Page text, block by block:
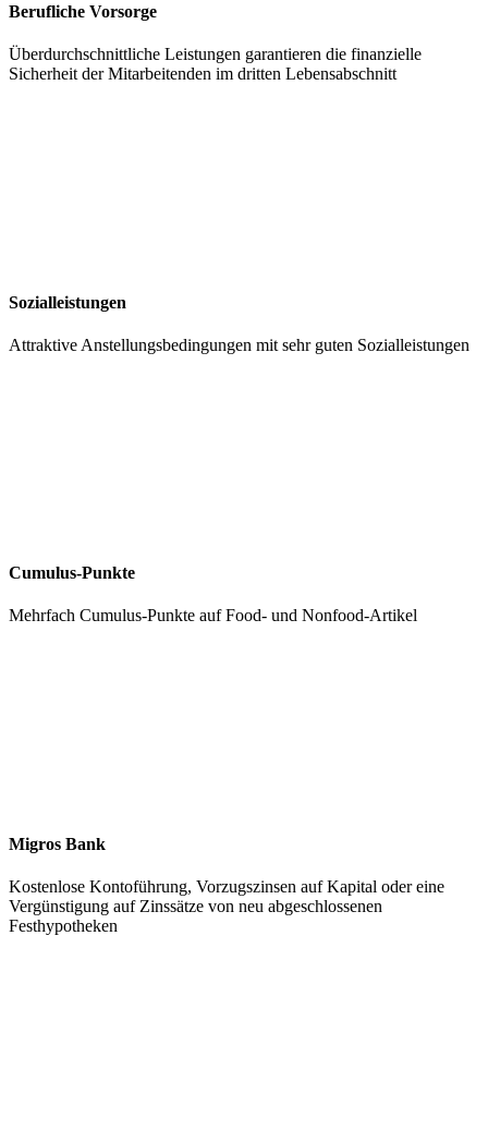
Berufliche Vorsorge
Überdurchschnittliche Leistungen garantieren die finanzielle
Sicherheit der Mitarbeitenden im dritten Lebensabschnitt
Sozialleistungen
Attraktive Anstellungsbedingungen mit sehr guten Sozialleistungen
Cumulus-Punkte
Mehrfach Cumulus-Punkte auf Food- und Nonfood-Artikel
Migros Bank
Kostenlose Kontoführung, Vorzugszinsen auf Kapital oder eine
Vergünstigung auf Zinssätze von neu abgeschlossenen
Festhypotheken